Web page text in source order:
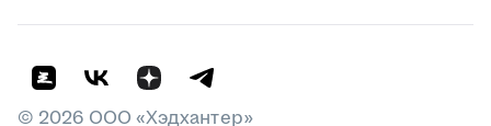
© 2026 ООО «Хэдхантер»